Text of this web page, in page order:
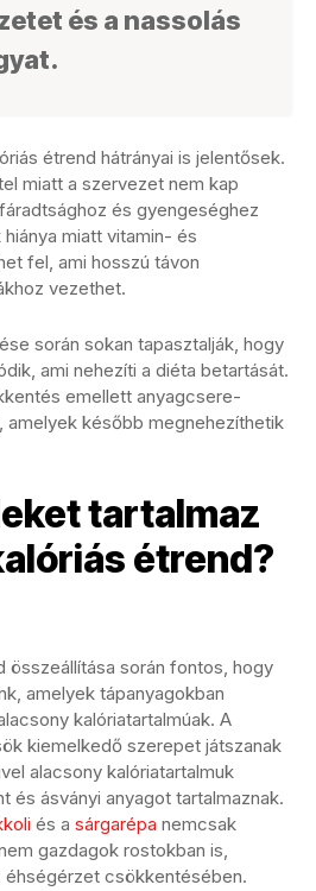
és a nassolás
étrend hátrányai is jelentősek.
miatt a szervezet nem kap
és gyengeséghez
miatt vitamin- és
fel, ami hosszú távon
vezethet.
során sokan tapasztalják, hogy
ami nehezíti a diéta betartását.
emellett anyagcsere-
amelyek később megnehezíthetik
tartalmaz
étrend?
összeállítása során fontos, hogy
amelyek tápanyagokban
kalóriatartalmúak. A
kiemelkedő szerepet játszanak
alacsony kalóriatartalmuk
és ásványi anyagot tartalmaznak.
és a sárgarépa nemcsak
gazdagok rostokban is,
csökkentésében.